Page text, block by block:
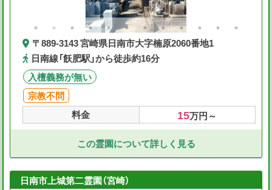
〒889-3143 宮崎県日南市大字楠原2060番地1
日南線「飫肥駅」から徒歩約16分
入檀義務が無い
宗教不問
料金
15万円～
この霊園について詳しく見る
日南市上城第二霊園（宮崎）